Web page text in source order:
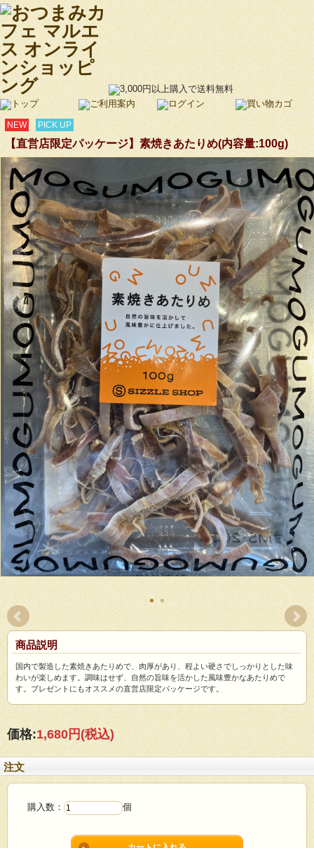
NEW PICK UP
【直営店限定パッケージ】素焼きあたりめ(内容量:100g)
商品説明
国内で製造した素焼きあたりめで、肉厚があり、程よい硬さでしっかりとした味
わいが楽しめます。調味はせず、自然の旨味を活かした風味豊かなあたりめで
す。プレゼントにもオススメの直営店限定パッケージです。
価格:1,680円(税込)
注文
購入数： 個